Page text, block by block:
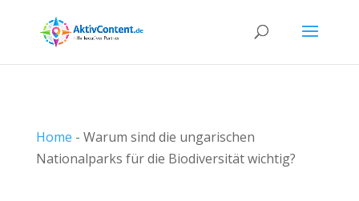
Home - Warum sind die ungarischen
Nationalparks für die Biodiversität wichtig?